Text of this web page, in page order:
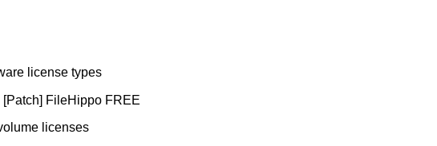
license types
FileHippo FREE
licenses